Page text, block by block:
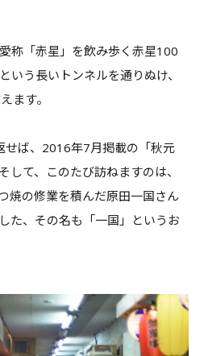
称「赤星」を飲み歩く赤星100
いう長いトンネルを通りぬけ、
ます。
ば、 2016年7月掲載の「秋元
して、このたび訪ねますのは、
焼の修業を積んだ原田一国さん
た、その名も「一国」というお